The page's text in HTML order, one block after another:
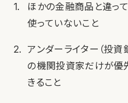
ほかの金融商品と違っ
使っていないこと
アンダーライター（投資
の機関投資家だけが優
きること